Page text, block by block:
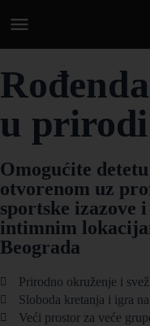
u prirodi
Omogućite
otvorenom uz
sportske izazove
intimnim
Beograda
Prirodno okruženje i
Sloboda kretanja i igra
Veći prostor za veće